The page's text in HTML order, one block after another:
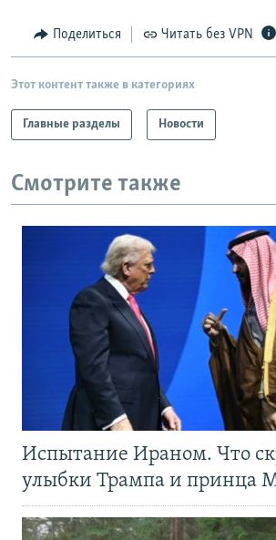
Поделиться Читать без VPN
Этот контент также в категориях
Главные разделы Новости
Смотрите также
Испытание Ираном. Что
улыбки Трампа и принца